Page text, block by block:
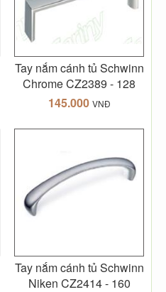
Tay nắm cánh tủ Schwinn
Chrome CZ2389 - 128
145.000 VNĐ
Tay nắm cánh tủ Schwinn
Niken CZ2414 - 160